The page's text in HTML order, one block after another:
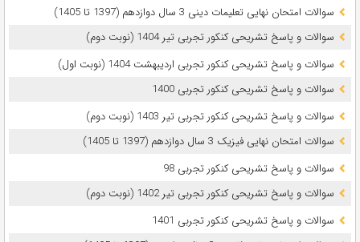
سوالات امتحان نهایی تعلیمات دینی 3 سال دوازدهم (1397 تا 1405)
سوالات و پاسخ تشریحی کنکور تجربی تیر 1404 (نوبت دوم)
سوالات و پاسخ تشریحی کنکور تجربی اردیبهشت 1404 (نوبت اول)
سوالات و پاسخ تشریحی کنکور تجربی 1400
سوالات و پاسخ تشریحی کنکور تجربی تیر 1403 (نوبت دوم)
سوالات امتحان نهایی فیزیک 3 سال دوازدهم (1397 تا 1405)
سوالات و پاسخ تشریحی کنکور تجربی 98
سوالات و پاسخ تشریحی کنکور تجربی تیر 1402 (نوبت دوم)
سوالات و پاسخ تشریحی کنکور تجربی 1401